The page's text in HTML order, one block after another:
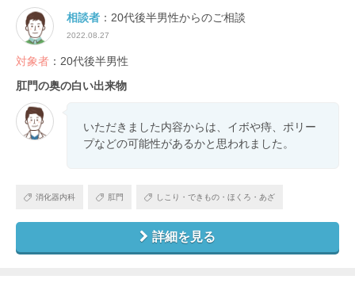
相談者 ：20代後半男性からのご相談
2022.08.27
対象者 ：20代後半男性
肛門の奥の白い出来物
いただきました内容からは、イボや痔、ポリー
プなどの可能性があるかと思われました。
消化器内科 肛門 しこり・できもの・ほくろ・あざ
詳細を見る